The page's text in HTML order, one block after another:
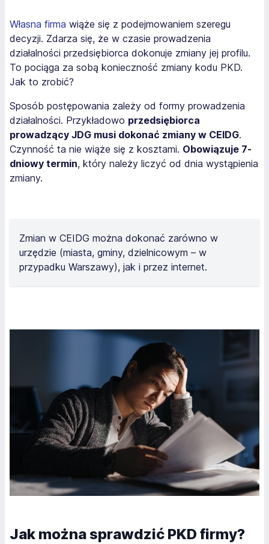
Własna firma wiąże się z podejmowaniem szeregu
decyzji. Zdarza się, że w czasie prowadzenia
działalności przedsiębiorca dokonuje zmiany jej profilu.
To pociąga za sobą konieczność zmiany kodu PKD.
Jak to zrobić?
Sposób postępowania zależy od formy prowadzenia
działalności. Przykładowo przedsiębiorca
prowadzący JDG musi dokonać zmiany w CEIDG.
Czynność ta nie wiąże się z kosztami. Obowiązuje 7-
dniowy termin, który należy liczyć od dnia wystąpienia
zmiany.
Zmian w CEIDG można dokonać zarówno w
urzędzie (miasta, gminy, dzielnicowym – w
przypadku Warszawy), jak i przez internet.
Jak można sprawdzić PKD firmy?